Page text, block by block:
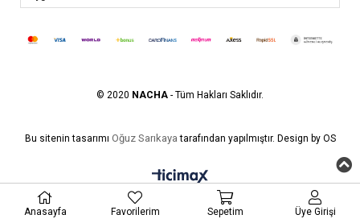
© 2020 NACHA - Tüm Hakları Saklıdır.
Bu sitenin tasarımı Oğuz Sarıkaya tarafından yapılmıştır. Design by OS
Anasayfa Favorilerim Sepetim Üye Girişi